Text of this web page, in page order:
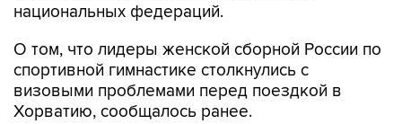
О том, что лидеры женской сборной России по
визовыми проблемами перед поездкой в
Хорватию, сообщалось ранее.
ЧЕ в Загребе пройдет с 13 по 23 августа и